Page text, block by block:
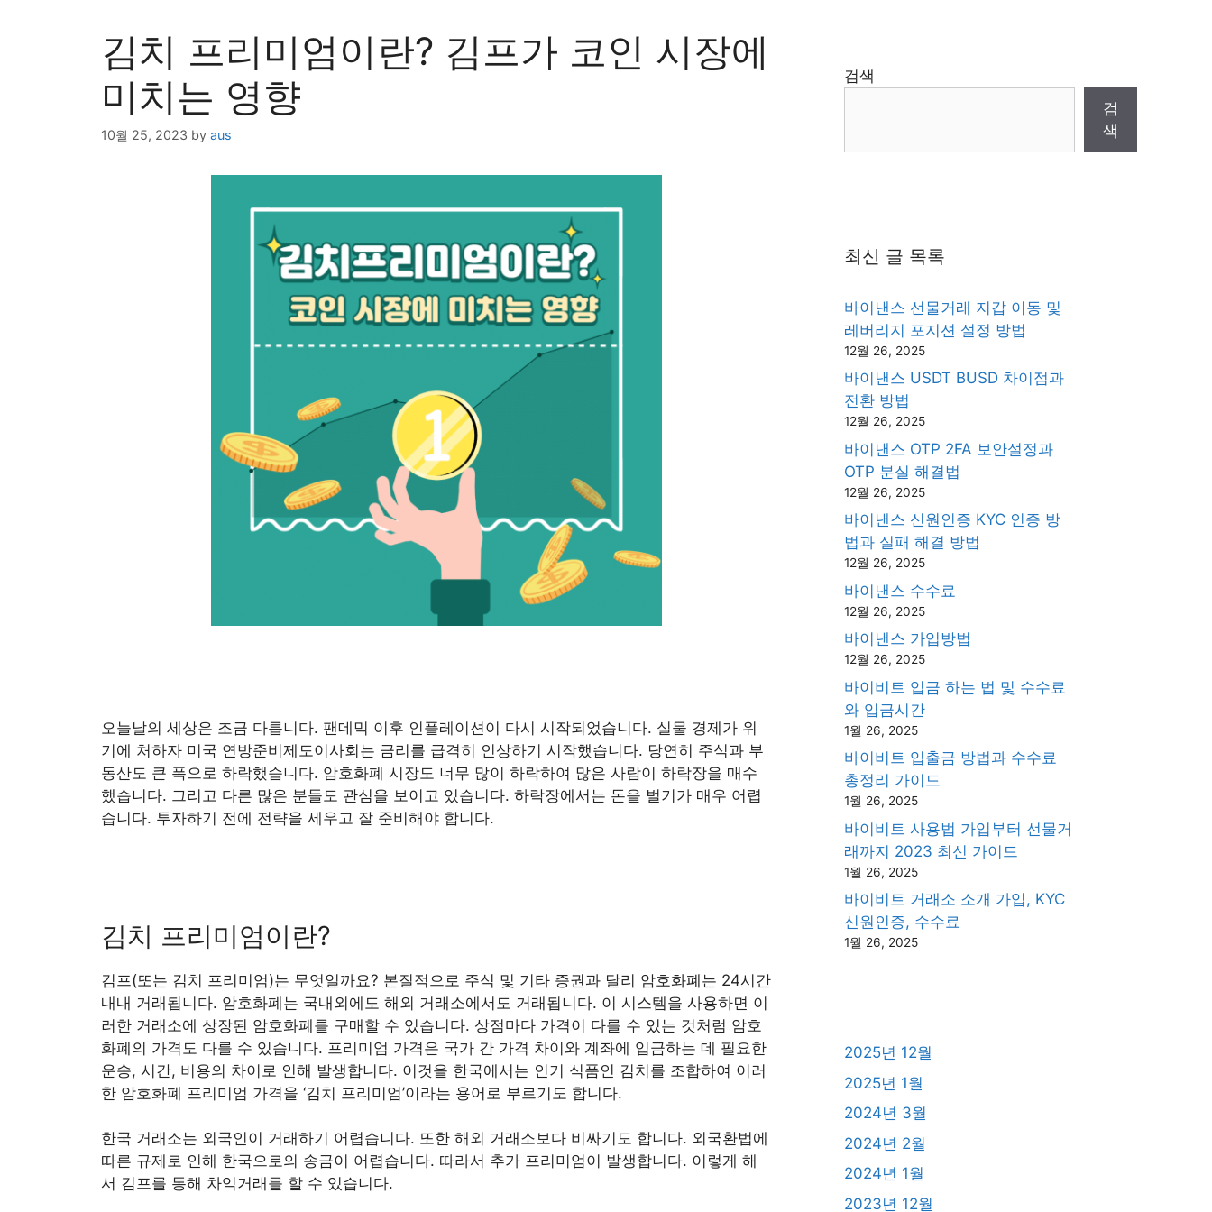
김치 프리미엄이란? 김프가 코인 시장에
미치는 영향
10월 25, 2023 by aus
오늘날의 세상은 조금 다릅니다. 팬데믹 이후 인플레이션이 다시 시작되었습니다. 실물 경제가 위
기에 처하자 미국 연방준비제도이사회는 금리를 급격히 인상하기 시작했습니다. 당연히 주식과 부
동산도 큰 폭으로 하락했습니다. 암호화폐 시장도 너무 많이 하락하여 많은 사람이 하락장을 매수
했습니다. 그리고 다른 많은 분들도 관심을 보이고 있습니다. 하락장에서는 돈을 벌기가 매우 어렵
습니다. 투자하기 전에 전략을 세우고 잘 준비해야 합니다.
김치 프리미엄이란?
김프(또는 김치 프리미엄)는 무엇일까요? 본질적으로 주식 및 기타 증권과 달리 암호화폐는 24시간
내내 거래됩니다. 암호화폐는 국내외에도 해외 거래소에서도 거래됩니다. 이 시스템을 사용하면 이
러한 거래소에 상장된 암호화폐를 구매할 수 있습니다. 상점마다 가격이 다를 수 있는 것처럼 암호
화폐의 가격도 다를 수 있습니다. 프리미엄 가격은 국가 간 가격 차이와 계좌에 입금하는 데 필요한
운송, 시간, 비용의 차이로 인해 발생합니다. 이것을 한국에서는 인기 식품인 김치를 조합하여 이러
한 암호화폐 프리미엄 가격을 ‘김치 프리미엄’이라는 용어로 부르기도 합니다.
한국 거래소는 외국인이 거래하기 어렵습니다. 또한 해외 거래소보다 비싸기도 합니다. 외국환법에
따른 규제로 인해 한국으로의 송금이 어렵습니다. 따라서 추가 프리미엄이 발생합니다. 이렇게 해
서 김프를 통해 차익거래를 할 수 있습니다.
검색
검
색
최신 글 목록
바이낸스 선물거래 지갑 이동 및
레버리지 포지션 설정 방법
12월 26, 2025
바이낸스 USDT BUSD 차이점과
전환 방법
12월 26, 2025
바이낸스 OTP 2FA 보안설정과
OTP 분실 해결법
12월 26, 2025
바이낸스 신원인증 KYC 인증 방
법과 실패 해결 방법
12월 26, 2025
바이낸스 수수료
12월 26, 2025
바이낸스 가입방법
12월 26, 2025
바이비트 입금 하는 법 및 수수료
와 입금시간
1월 26, 2025
바이비트 입출금 방법과 수수료
총정리 가이드
1월 26, 2025
바이비트 사용법 가입부터 선물거
래까지 2023 최신 가이드
1월 26, 2025
바이비트 거래소 소개 가입, KYC
신원인증, 수수료
1월 26, 2025
2025년 12월
2025년 1월
2024년 3월
2024년 2월
2024년 1월
2023년 12월